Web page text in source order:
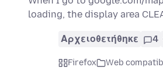
loading, the display area
Αρχειοθετήθηκε 4
Firefox Web